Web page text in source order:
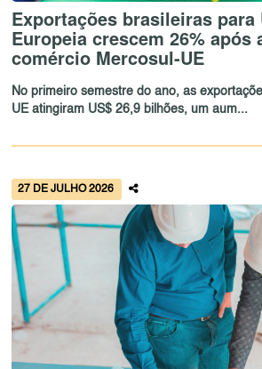
Exportações brasileiras para
Europeia crescem 26% após
comércio Mercosul-UE
No primeiro semestre do ano, as
UE atingiram US$ 26,9 bilhões, um aum...
27 DE JULHO 2026